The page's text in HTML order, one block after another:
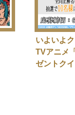
いよいよ
TVアニメ
ゼントク